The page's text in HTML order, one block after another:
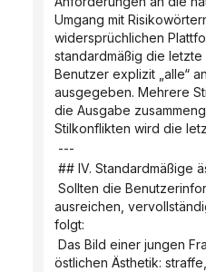
Umgang mit
widersprüchlichen
standardmäßig die
Benutzer explizit „alle“
ausgegeben. Mehrere
die Ausgabe
Stilkonflikten wird die
---
## IV. Standardmäßige
ausreichen,
folgt:
östlichen Ästhetik: